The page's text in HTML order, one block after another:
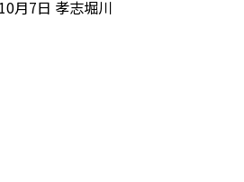
月7日 孝志堀川